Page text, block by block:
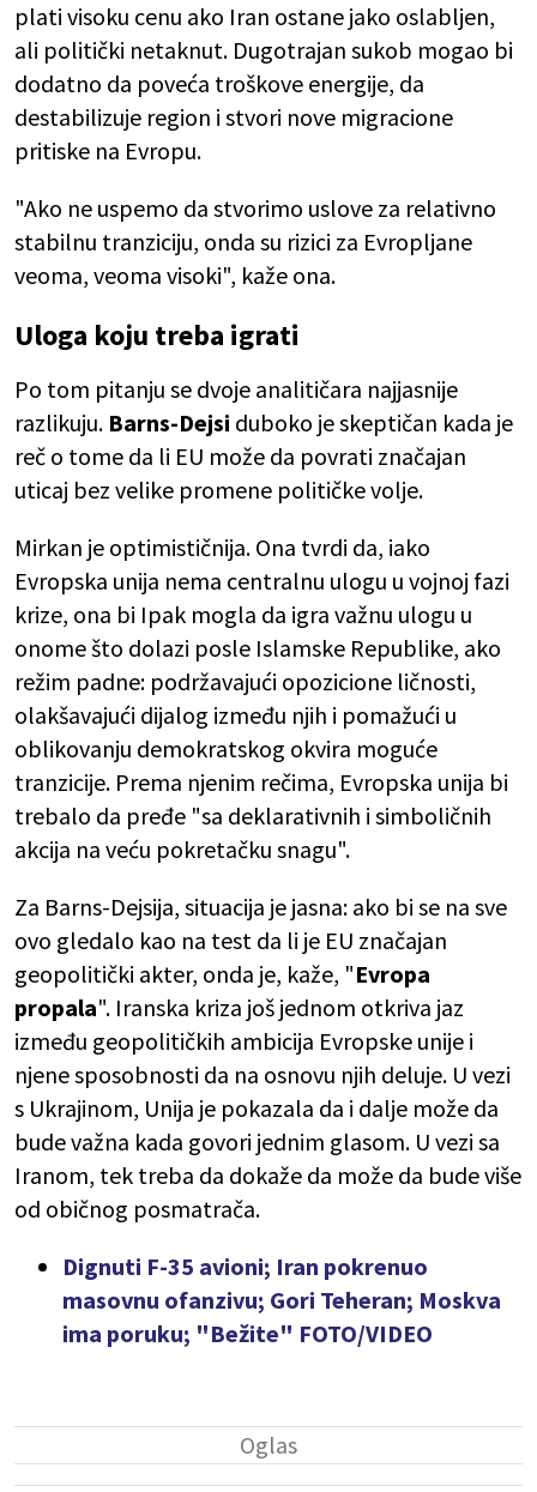
plati visoku cenu ako Iran ostane jako oslabljen,
ali politički netaknut. Dugotrajan sukob mogao bi
dodatno da poveća troškove energije, da
destabilizuje region i stvori nove migracione
pritiske na Evropu.
"Ako ne uspemo da stvorimo uslove za relativno
stabilnu tranziciju, onda su rizici za Evropljane
veoma, veoma visoki", kaže ona.
Uloga koju treba igrati
Po tom pitanju se dvoje analitičara najjasnije
razlikuju. Barns-Dejsi duboko je skeptičan kada je
reč o tome da li EU može da povrati značajan
uticaj bez velike promene političke volje.
Mirkan je optimističnija. Ona tvrdi da, iako
Evropska unija nema centralnu ulogu u vojnoj fazi
krize, ona bi Ipak mogla da igra važnu ulogu u
onome što dolazi posle Islamske Republike, ako
režim padne: podržavajući opozicione ličnosti,
olakšavajući dijalog između njih i pomažući u
oblikovanju demokratskog okvira moguće
tranzicije. Prema njenim rečima, Evropska unija bi
trebalo da pređe "sa deklarativnih i simboličnih
akcija na veću pokretačku snagu".
Za Barns-Dejsija, situacija je jasna: ako bi se na sve
ovo gledalo kao na test da li je EU značajan
geopolitički akter, onda je, kaže, "Evropa
propala". Iranska kriza još jednom otkriva jaz
između geopolitičkih ambicija Evropske unije i
njene sposobnosti da na osnovu njih deluje. U vezi
s Ukrajinom, Unija je pokazala da i dalje može da
bude važna kada govori jednim glasom. U vezi sa
Iranom, tek treba da dokaže da može da bude više
od običnog posmatrača.
Dignuti F-35 avioni; Iran pokrenuo
masovnu ofanzivu; Gori Teheran; Moskva
ima poruku; "Bežite" FOTO/VIDEO